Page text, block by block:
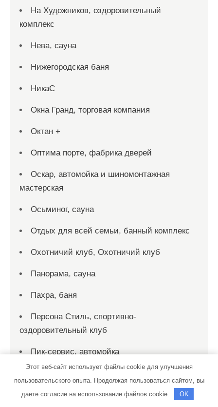
На Художников, оздоровительный
комплекс
Нева, сауна
Нижегородская баня
НикаС
Окна Гранд, торговая компания
Октан +
Оптима порте, фабрика дверей
Оскар, автомойка и шиномонтажная
мастерская
Осьминог, сауна
Отдых для всей семьи, банный комплекс
Охотничий клуб, Охотничий клуб
Панорама, сауна
Пахра, баня
Персона Стиль, спортивно-
оздоровительный клуб
Пик-сервис, автомойка
Пик-сервис, автомойка
Пирс, автомойка
Этот веб-сайт использует файлы cookie для улучшения
пользовательского опыта. Продолжая пользоваться сайтом, вы
даете согласие на использование файлов cookie.
OK